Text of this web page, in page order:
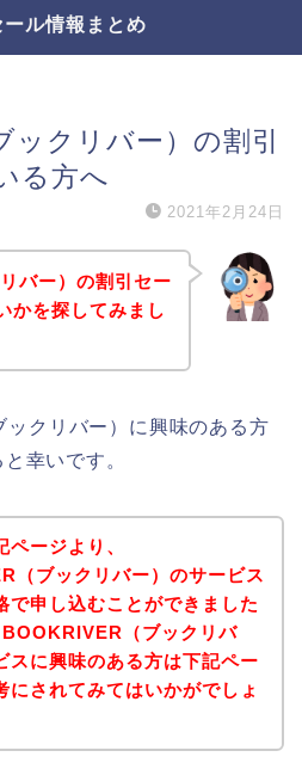
ル情報まとめ
ックリバー）の割引
る方へ
2021年2月24日
バー）の割引セー
かを探してみまし
クリバー）に興味のある方
幸いです。
ページより、
（ブックリバー）のサービス
で申し込むことができました
BOOKRIVER（ブックリバ
スに興味のある方は下記ペー
にされてみてはいかがでしょ